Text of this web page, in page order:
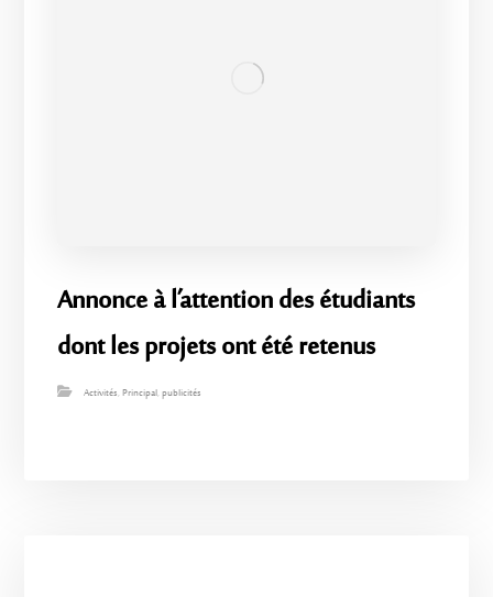
Annonce à l’attention des étudiants
dont les projets ont été retenus
Activités,Principal,publicités